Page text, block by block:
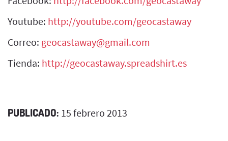
Youtube: http://youtube.com/geocastaway
Correo: geocastaway@gmail.com
Tienda: http://geocastaway.spreadshirt.es
PUBLICADO: 15 febrero 2013